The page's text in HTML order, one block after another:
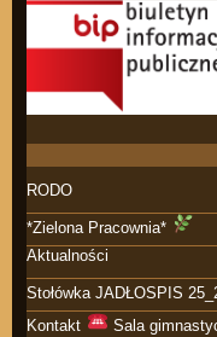
RODO
*Zielona Pracownia*
Aktualności
Stołówka JADŁOSPIS
Kontakt
Sala